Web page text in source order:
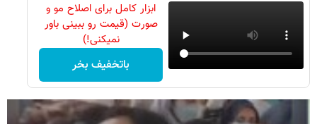
ابزار کامل برای اصلاح مو و
صورت (قیمت رو ببینی باور
نمیکنی!)
باتخفیف بخر